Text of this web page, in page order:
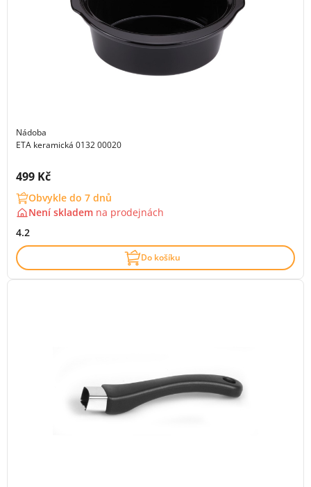
Nádoba
ETA keramická 0132 00020
Cena s DPH:
499 Kč
Obvykle do 7 dnů
Není skladem na prodejnách
4.2
Do košíku